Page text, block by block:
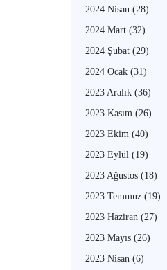
2024 Nisan (28)
2024 Mart (32)
2024 Şubat (29)
2024 Ocak (31)
2023 Aralık (36)
2023 Kasım (26)
2023 Ekim (40)
2023 Eylül (19)
2023 Ağustos (18)
2023 Temmuz (19)
2023 Haziran (27)
2023 Mayıs (26)
2023 Nisan (6)